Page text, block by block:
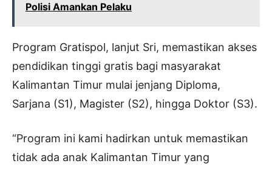
Polisi Amankan Pelaku
Program Gratispol, lanjut Sri, memastikan akses
pendidikan tinggi gratis bagi masyarakat
Kalimantan Timur mulai jenjang Diploma,
Sarjana (S1), Magister (S2), hingga Doktor (S3).
“Program ini kami hadirkan untuk memastikan
tidak ada anak Kalimantan Timur yang